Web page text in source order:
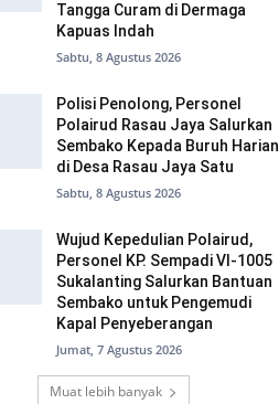
Tangga Curam di Dermaga
Kapuas Indah
Sabtu, 8 Agustus 2026
Polisi Penolong, Personel
Polairud Rasau Jaya Salurkan
Sembako Kepada Buruh Harian
di Desa Rasau Jaya Satu
Sabtu, 8 Agustus 2026
Wujud Kepedulian Polairud,
Personel KP. Sempadi VI-1005
Sukalanting Salurkan Bantuan
Sembako untuk Pengemudi
Kapal Penyeberangan
Jumat, 7 Agustus 2026
Muat lebih banyak